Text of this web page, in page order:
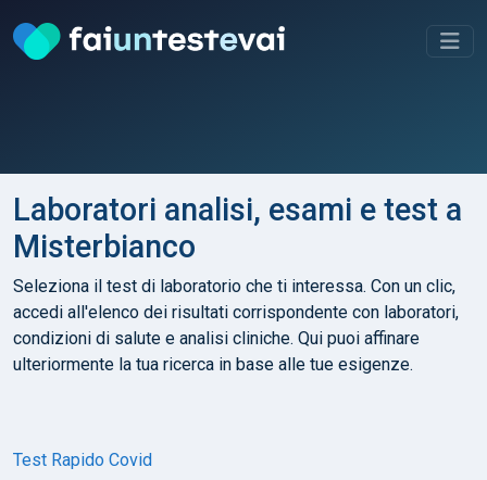
Laboratori analisi, esami e test a
Misterbianco
Seleziona il test di laboratorio che ti interessa. Con un clic,
accedi all'elenco dei risultati corrispondente con laboratori,
condizioni di salute e analisi cliniche. Qui puoi affinare
ulteriormente la tua ricerca in base alle tue esigenze.
Test Rapido Covid